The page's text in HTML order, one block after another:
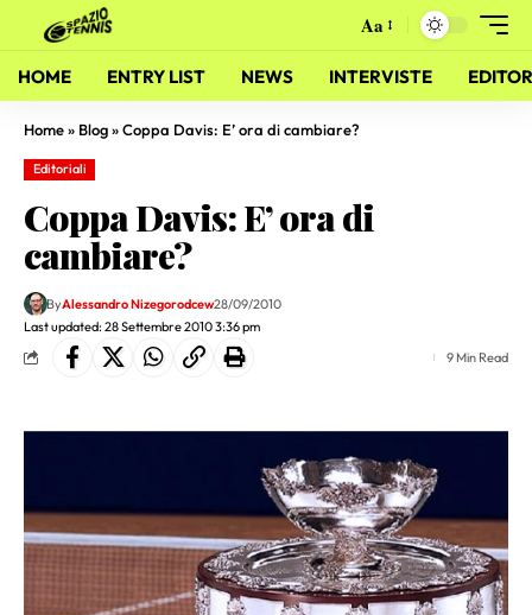
Aa
HOME ENTRY LIST NEWS INTERVISTE
Home» Blog»Coppa Davis: E’ ora di cambiare?
Editoriali
Coppa Davis: E’ ora di
cambiare?
Last updated: 28 Settembre 2010 3:36 pm
ByAlessandro Nizegorodcew28/09/2010
9 Min Read